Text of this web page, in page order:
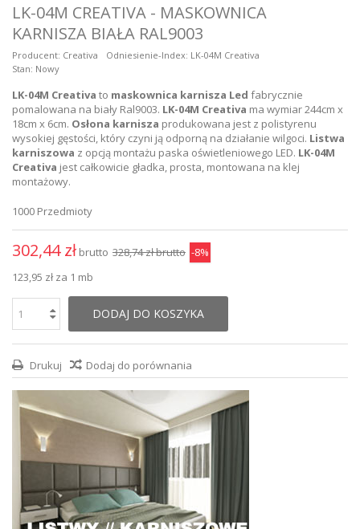
LK-04M CREATIVA - MASKOWNICA
KARNISZA BIAŁA RAL9003
Producent: Creativa Odniesienie-Index: LK-04M Creativa
Stan: Nowy
LK-04M Creativa to maskownica karnisza Led fabrycznie
pomalowana na biały Ral9003. LK-04M Creativa ma wymiar 244cm x
18cm x 6cm. Osłona karnisza produkowana jest z polistyrenu
wysokiej gęstości, który czyni ją odporną na działanie wilgoci. Listwa
karniszowa z opcją montażu paska oświetleniowego LED. LK-04M
Creativa jest całkowicie gładka, prosta, montowana na klej
montażowy.
1000 Przedmioty
302,44 zł brutto 328,74 złbrutto -8%
123,95 złza 1 mb
DODAJ DO KOSZYKA
Drukuj Dodaj do porównania